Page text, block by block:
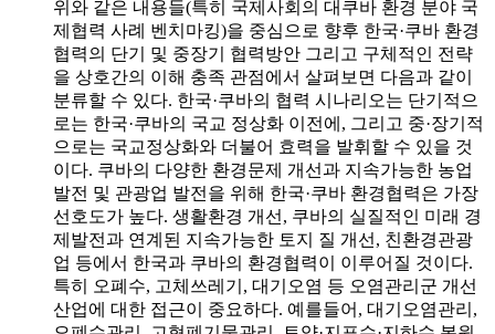
위와 같은 내용들(특히 국제사회의 대쿠바 환경 분야 국
제협력 사례 벤치마킹)을 중심으로 향후 한국·쿠바 환경
협력의 단기 및 중장기 협력방안 그리고 구체적인 전략
을 상호간의 이해 충족 관점에서 살펴보면 다음과 같이
분류할 수 있다. 한국·쿠바의 협력 시나리오는 단기적으
로는 한국·쿠바의 국교 정상화 이전에, 그리고 중·장기적
으로는 국교정상화와 더불어 효력을 발휘할 수 있을 것
이다. 쿠바의 다양한 환경문제 개선과 지속가능한 농업
발전 및 관광업 발전을 위해 한국·쿠바 환경협력은 가장
선호도가 높다. 생활환경 개선, 쿠바의 실질적인 미래 경
제발전과 연계된 지속가능한 토지 질 개선, 친환경관광
업 등에서 한국과 쿠바의 환경협력이 이루어질 것이다.
특히 오폐수, 고체쓰레기, 대기오염 등 오염관리군 개선
산업에 대한 접근이 중요하다. 예를들어, 대기오염관리,